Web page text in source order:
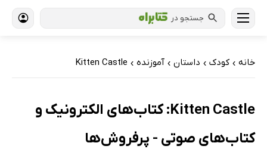
جستجو در
خانه › کودک › داستان › آموزنده ›
Kitten Castle
Kitten Castle: کتاب‌های الکترونیک و
کتاب‌های صوتی - پرفروش‌ها